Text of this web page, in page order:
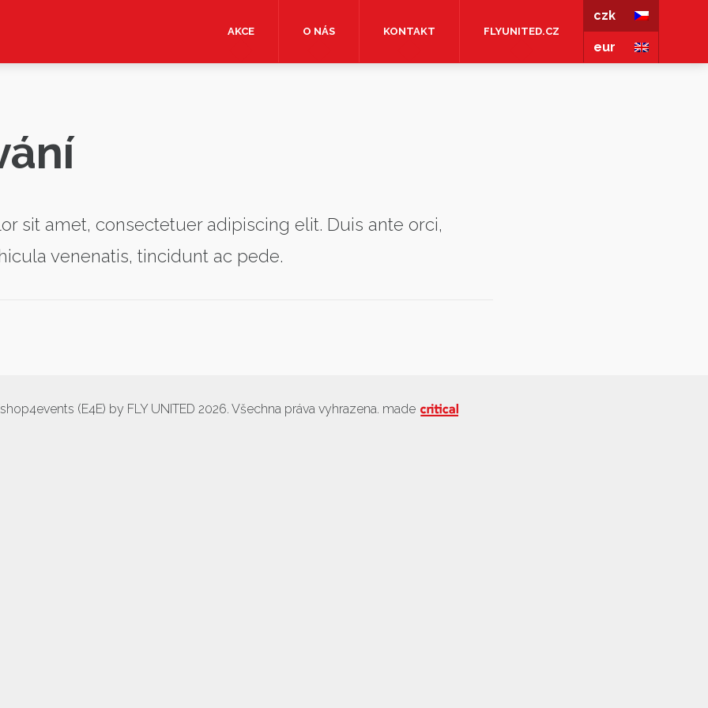
czk
eur
AKCE O NÁS KONTAKT FLYUNITED.CZ
sit amet, consectetuer adipiscing elit. Duis ante orci,
venenatis, tincidunt ac pede.
(E4E) by FLY UNITED 2026. Všechna práva vyhrazena. made